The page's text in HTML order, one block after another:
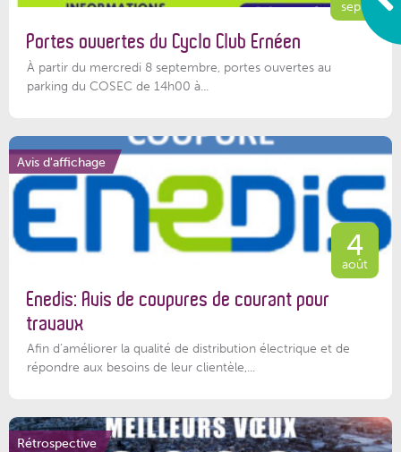
sept.
Portes ouvertes du Cyclo Club Ernéen
À partir du mercredi 8 septembre, portes ouvertes au
parking du COSEC de 14h00 à...
Avis d'affichage
4
août
Enedis: Avis de coupures de courant pour
travaux
Afin d’améliorer la qualité de distribution électrique et de
répondre aux besoins de leur clientèle,...
Rétrospective